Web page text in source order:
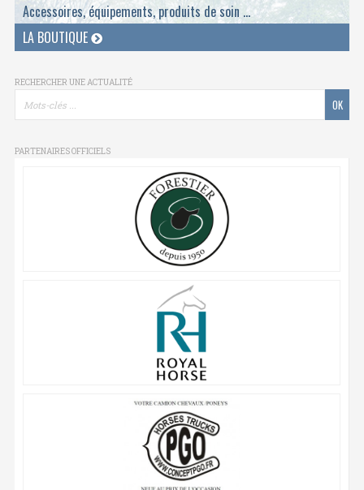
Accessoires, équipements, produits de soin ...
LA BOUTIQUE
RECHERCHER UNE ACTUALITÉ
PARTENAIRES OFFICIELS